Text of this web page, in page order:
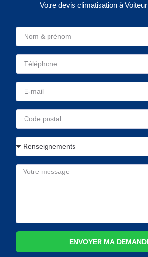
Votre devis climatisation à
ENVOYER MA